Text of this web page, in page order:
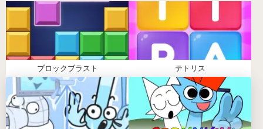
スプランキー・パラサイト（SPRUNKI
PARASITE）の特徴
不気味なビジュアル
寄生テーマを反映したキャラデザインが、ゲームに
スリリングな雰囲気を与えてくれる。
独特な音響
恐ろしいメロディーと不穏なトーンが混ざり合っ
ブロックブラスト テトリス